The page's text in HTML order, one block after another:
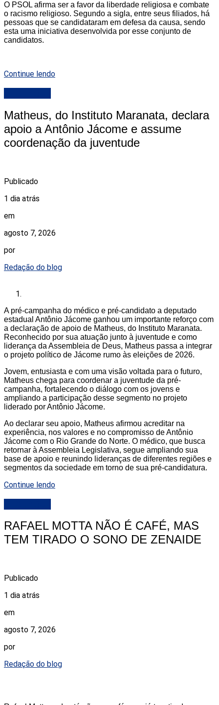
O PSOL afirma ser a favor da liberdade religiosa e combate
o racismo religioso. Segundo a sigla, entre seus filiados, há
pessoas que se candidataram em defesa da causa, sendo
esta uma iniciativa desenvolvida por esse conjunto de
candidatos.
Continue lendo
Matheus, do Instituto Maranata, declara
apoio a Antônio Jácome e assume
coordenação da juventude
Publicado
1 dia atrás
em
agosto 7, 2026
por
Redação do blog
A pré-campanha do médico e pré-candidato a deputado
estadual Antônio Jácome ganhou um importante reforço com
a declaração de apoio de Matheus, do Instituto Maranata.
Reconhecido por sua atuação junto à juventude e como
liderança da Assembleia de Deus, Matheus passa a integrar
o projeto político de Jácome rumo às eleições de 2026.
Jovem, entusiasta e com uma visão voltada para o futuro,
Matheus chega para coordenar a juventude da pré-
campanha, fortalecendo o diálogo com os jovens e
ampliando a participação desse segmento no projeto
liderado por Antônio Jácome.
Ao declarar seu apoio, Matheus afirmou acreditar na
experiência, nos valores e no compromisso de Antônio
Jácome com o Rio Grande do Norte. O médico, que busca
retornar à Assembleia Legislativa, segue ampliando sua
base de apoio e reunindo lideranças de diferentes regiões e
segmentos da sociedade em torno de sua pré-candidatura.
Continue lendo
RAFAEL MOTTA NÃO É CAFÉ, MAS
TEM TIRADO O SONO DE ZENAIDE
Publicado
1 dia atrás
em
agosto 7, 2026
por
Redação do blog